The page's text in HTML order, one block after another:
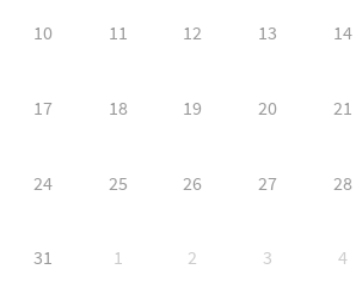
10 11 12 13 14
17 18 19 20 21
24 25 26 27 28
31 1 2 3 4